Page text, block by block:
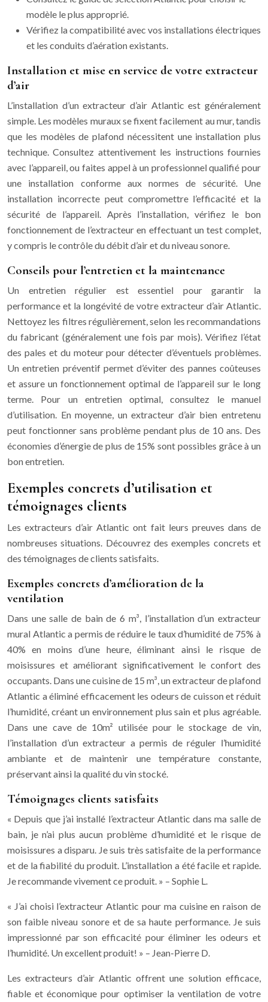
modèle le plus approprié.
Vérifiez la compatibilité avec vos installations électriques
et les conduits d’aération existants.
Installation et mise en service de votre extracteur
d’air
L’installation d’un extracteur d’air Atlantic est généralement
simple. Les modèles muraux se fixent facilement au mur, tandis
que les modèles de plafond nécessitent une installation plus
technique. Consultez attentivement les instructions fournies
avec l’appareil, ou faites appel à un professionnel qualifié pour
une installation conforme aux normes de sécurité. Une
installation incorrecte peut compromettre l’efficacité et la
sécurité de l’appareil. Après l’installation, vérifiez le bon
fonctionnement de l’extracteur en effectuant un test complet,
y compris le contrôle du débit d’air et du niveau sonore.
Conseils pour l’entretien et la maintenance
Un entretien régulier est essentiel pour garantir la
performance et la longévité de votre extracteur d’air Atlantic.
Nettoyez les filtres régulièrement, selon les recommandations
du fabricant (généralement une fois par mois). Vérifiez l’état
des pales et du moteur pour détecter d’éventuels problèmes.
Un entretien préventif permet d’éviter des pannes coûteuses
et assure un fonctionnement optimal de l’appareil sur le long
terme. Pour un entretien optimal, consultez le manuel
d’utilisation. En moyenne, un extracteur d’air bien entretenu
peut fonctionner sans problème pendant plus de 10 ans. Des
économies d’énergie de plus de 15% sont possibles grâce à un
bon entretien.
Exemples concrets d’utilisation et
témoignages clients
Les extracteurs d’air Atlantic ont fait leurs preuves dans de
nombreuses situations. Découvrez des exemples concrets et
des témoignages de clients satisfaits.
Exemples concrets d’amélioration de la
ventilation
Dans une salle de bain de 6 m³, l’installation d’un extracteur
mural Atlantic a permis de réduire le taux d’humidité de 75% à
40% en moins d’une heure, éliminant ainsi le risque de
moisissures et améliorant significativement le confort des
occupants. Dans une cuisine de 15 m³, un extracteur de plafond
Atlantic a éliminé efficacement les odeurs de cuisson et réduit
l’humidité, créant un environnement plus sain et plus agréable.
Dans une cave de 10m² utilisée pour le stockage de vin,
l’installation d’un extracteur a permis de réguler l’humidité
ambiante et de maintenir une température constante,
préservant ainsi la qualité du vin stocké.
Témoignages clients satisfaits
« Depuis que j’ai installé l’extracteur Atlantic dans ma salle de
bain, je n’ai plus aucun problème d’humidité et le risque de
moisissures a disparu. Je suis très satisfaite de la performance
et de la fiabilité du produit. L’installation a été facile et rapide.
Je recommande vivement ce produit. » – Sophie L.
« J’ai choisi l’extracteur Atlantic pour ma cuisine en raison de
son faible niveau sonore et de sa haute performance. Je suis
impressionné par son efficacité pour éliminer les odeurs et
l’humidité. Un excellent produit! » – Jean-Pierre D.
Les extracteurs d’air Atlantic offrent une solution efficace,
fiable et économique pour optimiser la ventilation de votre